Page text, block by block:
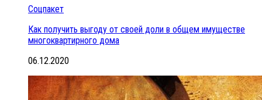
Соцпакет
Как получить выгоду от своей доли в общем имуществе
многоквартирного дома
06.12.2020